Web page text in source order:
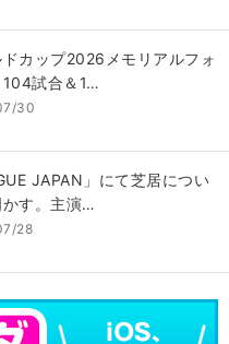
ドカップ2026メモリアルフォ
104試合＆1…
30
JAPAN」にて芝居につい
かす。主演…
28